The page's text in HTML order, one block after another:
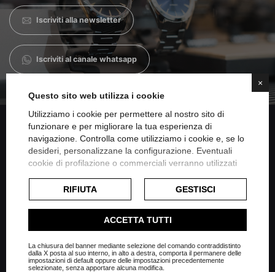
×
Questo sito web utilizza i cookie
Utilizziamo i cookie per permettere al nostro sito di
funzionare e per migliorare la tua esperienza di
navigazione. Controlla come utilizziamo i cookie e, se lo
desideri, personalizzane la configurazione. Eventuali
cookie di profilazione o commerciali verranno utilizzati
dell'utente e, se consentito, potrebbero essere utilizzati
per personalizzare gli annunci pubblicitari. Per ulteriori
informazioni su come Google utilizza i dati raccolti,
politica sulla privacy di Google
Consulta l'informativa cookie completa.
RIFIUTA GESTISCI
ACCETTA TUTTI
La chiusura del banner mediante selezione del comando contraddistinto
dalla X posta al suo interno, in alto a destra, comporta il permanere delle
impostazioni di default oppure delle impostazioni precedentemente
selezionate, senza apportare alcuna modifica.
Iscriviti alla newsletter
Iscriviti al canale whatsapp
Condividi su Facebook
Condividi su Linkedin
Condividi su Whatsapp